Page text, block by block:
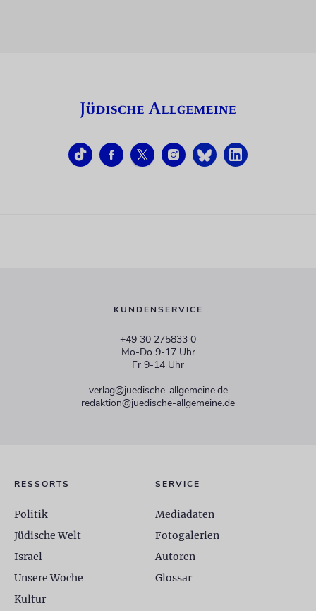
KUNDENSERVICE
+49 30 275833 0
Mo-Do 9-17 Uhr
Fr 9-14 Uhr
verlag@juedische-allgemeine.de
redaktion@juedische-allgemeine.de
RESSORTS
Politik
Jüdische Welt
Israel
Unsere Woche
Kultur
SERVICE
Mediadaten
Fotogalerien
Autoren
Glossar